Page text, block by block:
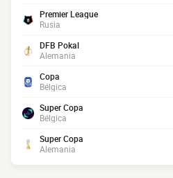
Premier League
Rusia
DFB Pokal
Alemania
Copa
Bélgica
Super Copa
Bélgica
Super Copa
Alemania